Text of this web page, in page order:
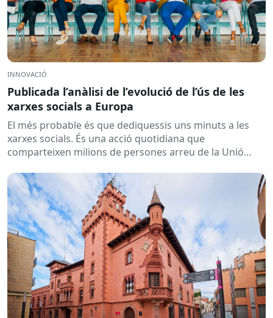
INNOVACIÓ
Publicada l’anàlisi de l’evolució de l’ús de les
xarxes socials a Europa
El més probable és que dediquessis uns minuts a les
xarxes socials. És una acció quotidiana que
comparteixen milions de persones arreu de la Unió